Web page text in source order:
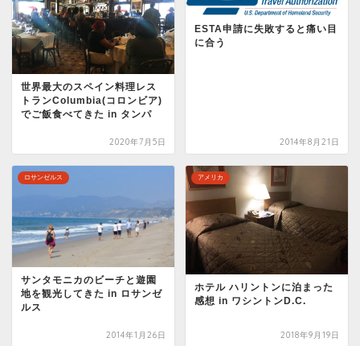
世界最大のスペイン料理レス
トランColumbia(コロンビア)
でご飯食べてきた in タンパ
2020年7月5日
ESTA申請に失敗すると痛い目
に合う
2014年8月21日
ロサンゼルス
サンタモニカのビーチと遊園
地を観光してきた in ロサンゼ
ルス
2014年1月26日
アメリカ
ホテル ハリントンに泊まった
感想 in ワシントンD.C.
2018年9月19日